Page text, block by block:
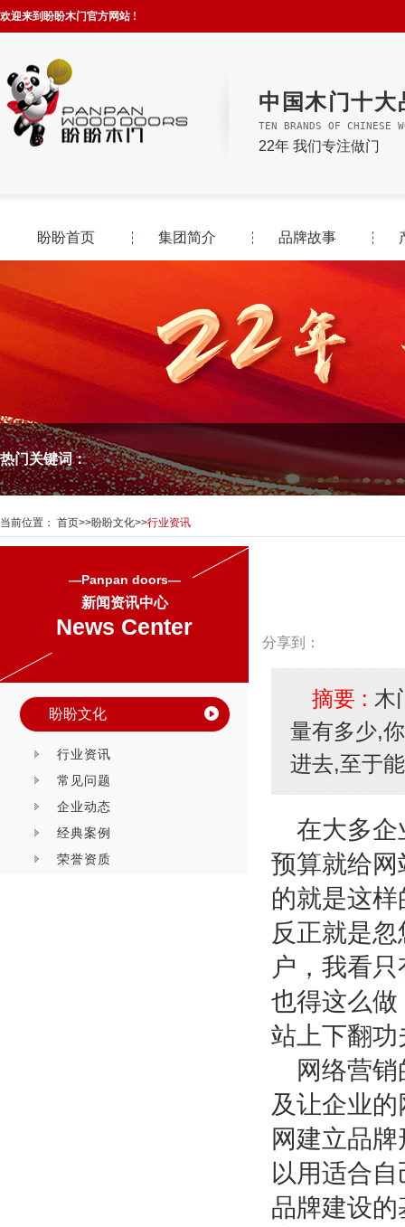
欢迎来到盼盼木门官方网站 !
中国木门十大
TEN BRANDS OF CHINESE
22年 我们专注做门
盼盼首页 集团简介 品牌故事
热门关键词：
当前位置： 首页>>盼盼文化>>行业资讯
—Panpan doors—
新闻资讯中心
News Center
盼盼文化
行业资讯
常见问题
企业动态
经典案例
荣誉资质
分享到：
摘要 : 木
量有多少,
进去,至于
在大多企
预算就给
的就是这
反正就是
户，我看
也得这么
站上下翻功
网络营
及让企业
网建立品
以用适合
品牌建设